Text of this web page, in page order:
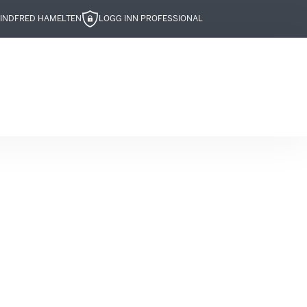
FRED HAMELTEN LOGG INN PROFESSIONAL